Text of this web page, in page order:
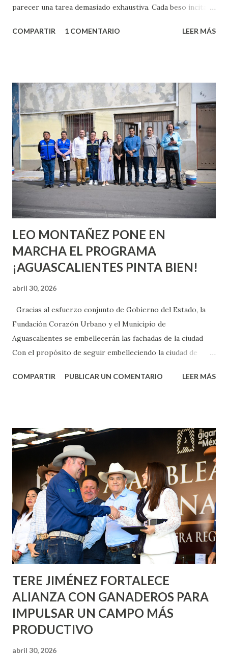
parecer una tarea demasiado exhaustiva. Cada beso incita
partes de ti que jamás hubieras imaginado. El problema es
conoces ni la mitad de lo que deberías saber. Pero incluso
quienes ya han tenido relaciones sexuales no son expertos
o expertas en el tema. Siempre hay algo nuevo que
aprender y nuevas experiencias que conocer. Si eres una
chica y aún no has tenido relaciones sexuales, tal vez
pienses que el sexo será increíble y no puedas esperar para
experimentarlo, pero como cualquier persona con
experiencia te dirá, siempre es mejor cuando ambas partes
son suficientemen...
COMPARTIR 1 COMENTARIO LEER MÁS
LEO MONTAÑEZ PONE EN
MARCHA EL PROGRAMA
¡AGUASCALIENTES PINTA BIEN!
abril 30, 2026
Gracias al esfuerzo conjunto de Gobierno del Estado, la
Fundación Corazón Urbano y el Municipio de
Aguascalientes se embellecerán las fachadas de la ciudad
Con el propósito de seguir embelleciendo la ciudad de
municipal, Leo Montañez dio inicio al programa
Corazón Urbano y el Municipio capital. Leo Montañez
informó que en este programa se usarán cerca de 90 mil
metros cuadrados de pintura, para dar inicio en la calle
Nieto, entre Jesús F. Elizondo y la calle 22 de Octubre, con
lo que se aplicará pintura en 66 casas. Posteriormente se
llevará este programa a Villas de Nuestra Señora de la
Asunción, Avenida Alameda y Decreto 27 de Septiembre, en
los edificios FOVISSSTE Ojo de Agua, en la comunidad
Norias de Paso Hondo y en los edificios de...
COMPARTIR PUBLICAR UN COMENTARIO LEER MÁS
TERE JIMÉNEZ FORTALECE
ALIANZA CON GANADEROS PARA
IMPULSAR UN CAMPO MÁS
PRODUCTIVO
abril 30, 2026